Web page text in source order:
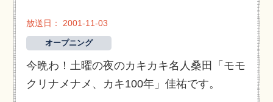
放送日： 2001-11-03
オープニング
今晩わ！土曜の夜のカキカキ名人桑田「モモ
クリナメナメ、カキ100年」佳祐です。